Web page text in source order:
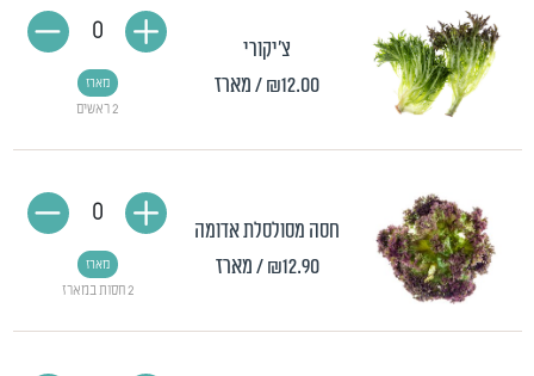
צ'יקורי
₪12.00/ מארז
2 ראשים
מארז
0
חסה מסולסלת אדומה
₪12.90 / מארז
2 חסות במארז
מארז
0